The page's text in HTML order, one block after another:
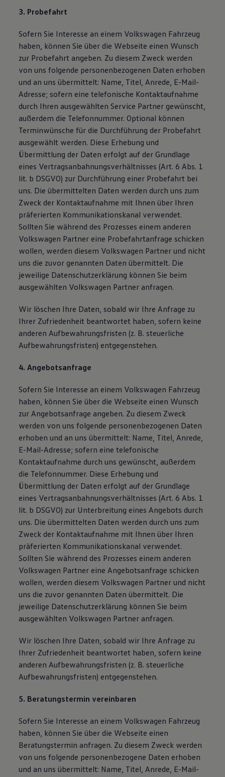
3. Probefahrt
Sofern Sie Interesse an einem Volkswagen Fahrzeug
haben, können Sie über die Webseite einen Wunsch
zur Probefahrt angeben. Zu diesem Zweck werden
von uns folgende personenbezogenen Daten erhoben
und an uns übermittelt: Name, Titel, Anrede, E-Mail-
Adresse; sofern eine telefonische Kontaktaufnahme
durch Ihren ausgewählten Service Partner gewünscht,
außerdem die Telefonnummer. Optional können
Terminwünsche für die Durchführung der Probefahrt
ausgewählt werden. Diese Erhebung und
Übermittlung der Daten erfolgt auf der Grundlage
eines Vertragsanbahnungsverhältnisses (Art. 6 Abs. 1
lit. b DSGVO) zur Durchführung einer Probefahrt bei
uns. Die übermittelten Daten werden durch uns zum
Zweck der Kontaktaufnahme mit Ihnen über Ihren
präferierten Kommunikationskanal verwendet.
Sollten Sie während des Prozesses einem anderen
Volkswagen Partner eine Probefahrtanfrage schicken
wollen, werden diesem Volkswagen Partner und nicht
uns die zuvor genannten Daten übermittelt. Die
jeweilige Datenschutzerklärung können Sie beim
ausgewählten Volkswagen Partner anfragen.
Wir löschen Ihre Daten, sobald wir Ihre Anfrage zu
Ihrer Zufriedenheit beantwortet haben, sofern keine
anderen Aufbewahrungsfristen (z. B. steuerliche
Aufbewahrungsfristen) entgegenstehen.
4. Angebotsanfrage
Sofern Sie Interesse an einem Volkswagen Fahrzeug
haben, können Sie über die Webseite einen Wunsch
zur Angebotsanfrage angeben. Zu diesem Zweck
werden von uns folgende personenbezogenen Daten
erhoben und an uns übermittelt: Name, Titel, Anrede,
E-Mail-Adresse; sofern eine telefonische
Kontaktaufnahme durch uns gewünscht, außerdem
die Telefonnummer. Diese Erhebung und
Übermittlung der Daten erfolgt auf der Grundlage
eines Vertragsanbahnungsverhältnisses (Art. 6 Abs. 1
lit. b DSGVO) zur Unterbreitung eines Angebots durch
uns. Die übermittelten Daten werden durch uns zum
Zweck der Kontaktaufnahme mit Ihnen über Ihren
präferierten Kommunikationskanal verwendet.
Sollten Sie während des Prozesses einem anderen
Volkswagen Partner eine Angebotsanfrage schicken
wollen, werden diesem Volkswagen Partner und nicht
uns die zuvor genannten Daten übermittelt. Die
jeweilige Datenschutzerklärung können Sie beim
ausgewählten Volkswagen Partner anfragen.
Wir löschen Ihre Daten, sobald wir Ihre Anfrage zu
Ihrer Zufriedenheit beantwortet haben, sofern keine
anderen Aufbewahrungsfristen (z. B. steuerliche
Aufbewahrungsfristen) entgegenstehen.
5. Beratungstermin vereinbaren
Sofern Sie Interesse an einem Volkswagen Fahrzeug
haben, können Sie über die Webseite einen
Beratungstermin anfragen. Zu diesem Zweck werden
von uns folgende personenbezogene Daten erhoben
und an uns übermittelt: Name, Titel, Anrede, E-Mail-